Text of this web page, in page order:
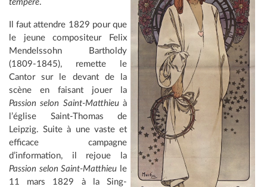
tempéré.
Il faut attendre 1829 pour que
le jeune compositeur Felix
Mendelssohn Bartholdy
(1809-1845), remette le
Cantor sur le devant de la
scène en faisant jouer la
Passion selon Saint-Matthieuà
l’église Saint-Thomas de
Leipzig. Suite à une vaste et
efficace campagne
d’information, il rejoue la
Passion selon Saint-Matthieu le
11 mars 1829 à la Sing-